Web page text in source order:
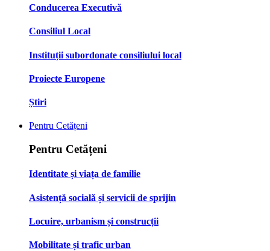
Conducerea Executivă
Consiliul Local
Instituții subordonate consiliului local
Proiecte Europene
Știri
Pentru Cetățeni
Pentru Cetățeni
Identitate și viața de familie
Asistență socială și servicii de sprijin
Locuire, urbanism și construcții
Mobilitate și trafic urban